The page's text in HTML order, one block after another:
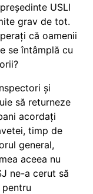
USLI
grav de tot.
că oamenii
se întâmplă cu
și
să returneze
acordați
timp de
general,
aceea nu
ne-a cerut să